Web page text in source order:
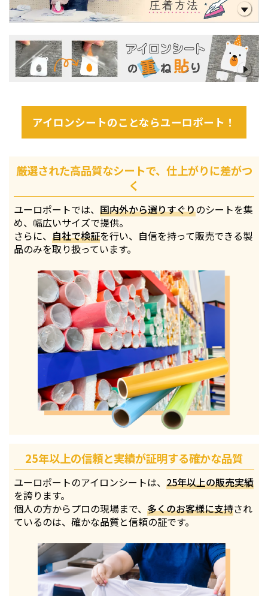
アイロンシートのことならユーロポート！
厳選された高品質なシートで、仕上がりに差がつ
く
ユーロポートでは、国内外から選りすぐりのシートを集
め、幅広いサイズで提供。
さらに、自社で検証を行い、自信を持って販売できる製
品のみを取り扱っています。
25年以上の信頼と実績が証明する確かな品質
ユーロポートのアイロンシートは、25年以上の販売実績
を誇ります。
個人の方からプロの現場まで、多くのお客様に支持され
ているのは、確かな品質と信頼の証です。